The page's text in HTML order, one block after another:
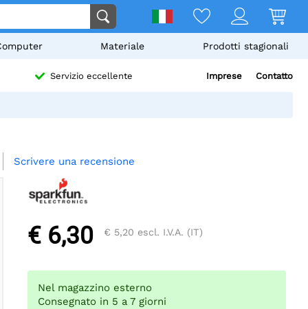
Materiale Prodotti stagionali
Servizio eccellente Imprese Contatto
Scrivere una recensione
€ 6,30 € 5,20 escl. I.V.A. (IT)
Nel magazzino esterno
Consegnato in 5 a 7 giorni